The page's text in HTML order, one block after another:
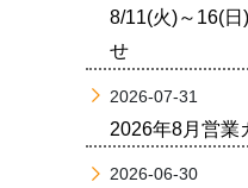
8/11(火)～16(
せ
2026-07-31
2026年8月営業
2026-06-30